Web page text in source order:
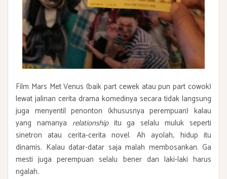
Film Mars Met Venus (baik part cewek atau pun part cowok)
lewat jalinan cerita drama komedinya secara tidak langsung
juga menyentil penonton (khususnya perempuan) kalau
yang namanya relationshipitu ga selalu muluk seperti
sinetron atau cerita-cerita novel. Ah ayolah, hidup itu
dinamis. Kalau datar-datar saja malah membosankan. Ga
mesti juga perempuan selalu bener dan laki-laki harus
ngalah.